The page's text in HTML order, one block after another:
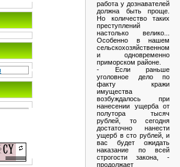
работа у дознавателей
должна быть проще.
Но количество таких
преступлений
настолько велико...
Особенно в нашем
сельскохозяйственном
и одновременно
приморском районе.
- Если раньше
уголовное дело по
факту кражи
имущества
возбуждалось при
нанесении ущерба от
полутора тысяч
рублей, то сегодня
достаточно нанести
ущерб в сто рублей, и
вас будет ожидать
наказание по всей
строгости закона, -
продолжает